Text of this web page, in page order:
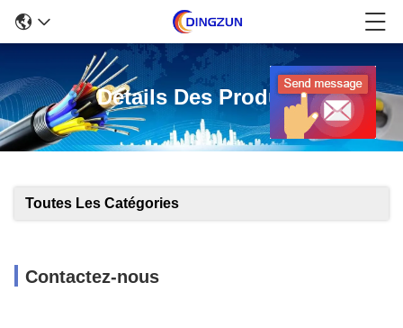
Détails Des Produits
Toutes Les Catégories
Contactez-nous